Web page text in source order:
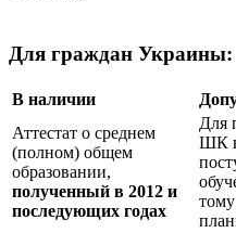
Для граждан Украины:
В наличии
Аттестат о среднем
(полном) общем
образовании,
полученный в 2012 и
последующих годах
Для
ШК